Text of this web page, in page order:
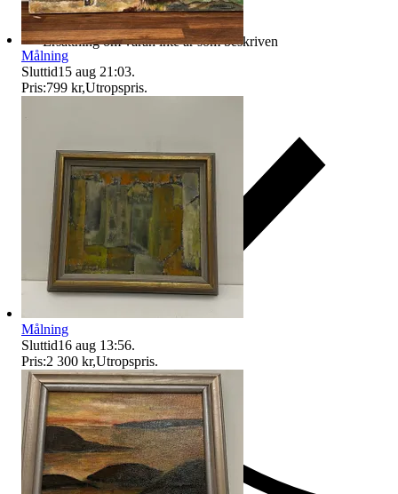
Ersättning om varan inte är som beskriven
Ersättning om du inte får din vara
Målning
Sluttid15 aug 21:03.
Pris:799 kr,Utropspris.
Målning
Sluttid16 aug 13:56.
Pris:2 300 kr,Utropspris.